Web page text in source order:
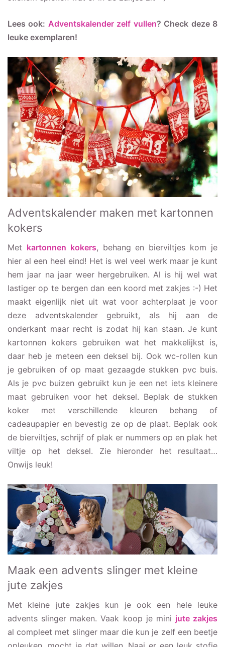
Lees ook: Adventskalender zelf vullen? Check deze 8
leuke exemplaren!
Adventskalender maken met kartonnen
kokers
Met kartonnen kokers, behang en bierviltjes kom je
hier al een heel eind! Het is wel veel werk maar je kunt
hem jaar na jaar weer hergebruiken. Al is hij wel wat
lastiger op te bergen dan een koord met zakjes :-) Het
maakt eigenlijk niet uit wat voor achterplaat je voor
deze adventskalender gebruikt, als hij aan de
onderkant maar recht is zodat hij kan staan. Je kunt
kartonnen kokers gebruiken wat het makkelijkst is,
daar heb je meteen een deksel bij. Ook wc-rollen kun
je gebruiken of op maat gezaagde stukken pvc buis.
Als je pvc buizen gebruikt kun je een net iets kleinere
maat gebruiken voor het deksel. Beplak de stukken
koker met verschillende kleuren behang of
cadeaupapier en bevestig ze op de plaat. Beplak ook
de bierviltjes, schrijf of plak er nummers op en plak het
viltje op het deksel. Zie hieronder het resultaat…
Onwijs leuk!
Maak een advents slinger met kleine
jute zakjes
Met kleine jute zakjes kun je ook een hele leuke
advents slinger maken. Vaak koop je mini jute zakjes
al compleet met slinger maar die kun je zelf een beetje